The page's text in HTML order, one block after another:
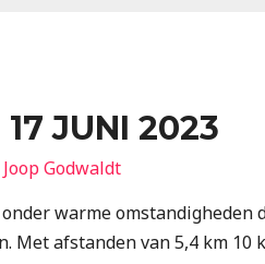
JUNI 2023
Joop Godwaldt
warme omstandigheden
Met afstanden van 5,4 km 10